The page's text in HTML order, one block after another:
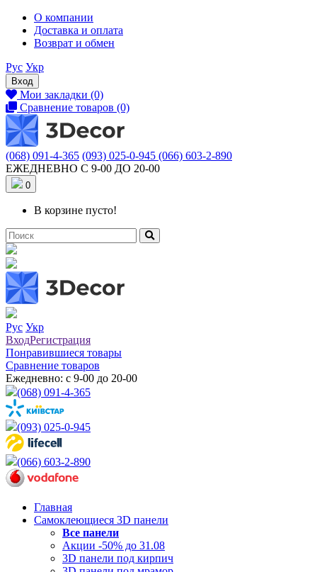
О компании
Доставка и оплата
Возврат и обмен
Рус Укр
Вход
Мои закладки (0)
Сравнение товаров (0)
(068) 091-4-365 (093) 025-0-945 (066) 603-2-890
ЕЖЕДНЕВНО С 9-00 ДО 20-00
0
В корзине пусто!
Рус Укр
ВходРегистрация
Понравившиеся товары
Сравнение товаров
Ежедневно: с 9-00 до 20-00
(068) 091-4-365
(093) 025-0-945
(066) 603-2-890
Главная
Самоклеющиеся 3D панели
Все панели
Акции -50% до 31.08
3D панели под кирпич